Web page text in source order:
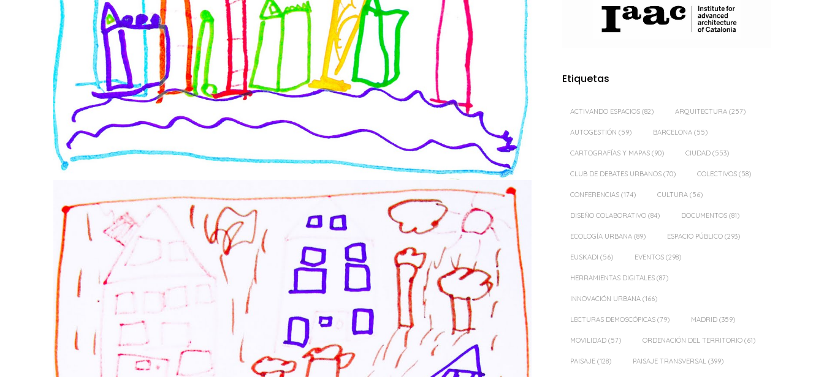
Etiquetas
ACTIVANDO ESPACIOS (82) ARQUITECTURA (257)
AUTOGESTIÓN (59) BARCELONA (55)
CARTOGRAFÍAS Y MAPAS (90) CIUDAD (553)
CLUB DE DEBATES URBANOS (70) COLECTIVOS (58)
CONFERENCIAS (174) CULTURA (56)
DISEÑO COLABORATIVO (84) DOCUMENTOS (81)
ECOLOGÍA URBANA (89) ESPACIO PÚBLICO (293)
EUSKADI (56) EVENTOS (298)
HERRAMIENTAS DIGITALES (87)
INNOVACIÓN URBANA (166)
LECTURAS DEMOSCÓPICAS (79) MADRID (359)
MOVILIDAD (57) ORDENACIÓN DEL TERRITORIO (61)
PAISAJE (128) PAISAJE TRANSVERSAL (399)